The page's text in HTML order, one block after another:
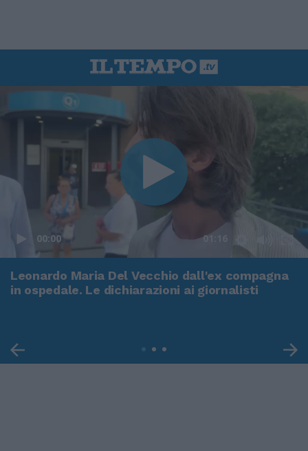
00:00 01:16
Leonardo Maria Del Vecchio dall'ex compagna
in ospedale. Le dichiarazioni ai giornalisti